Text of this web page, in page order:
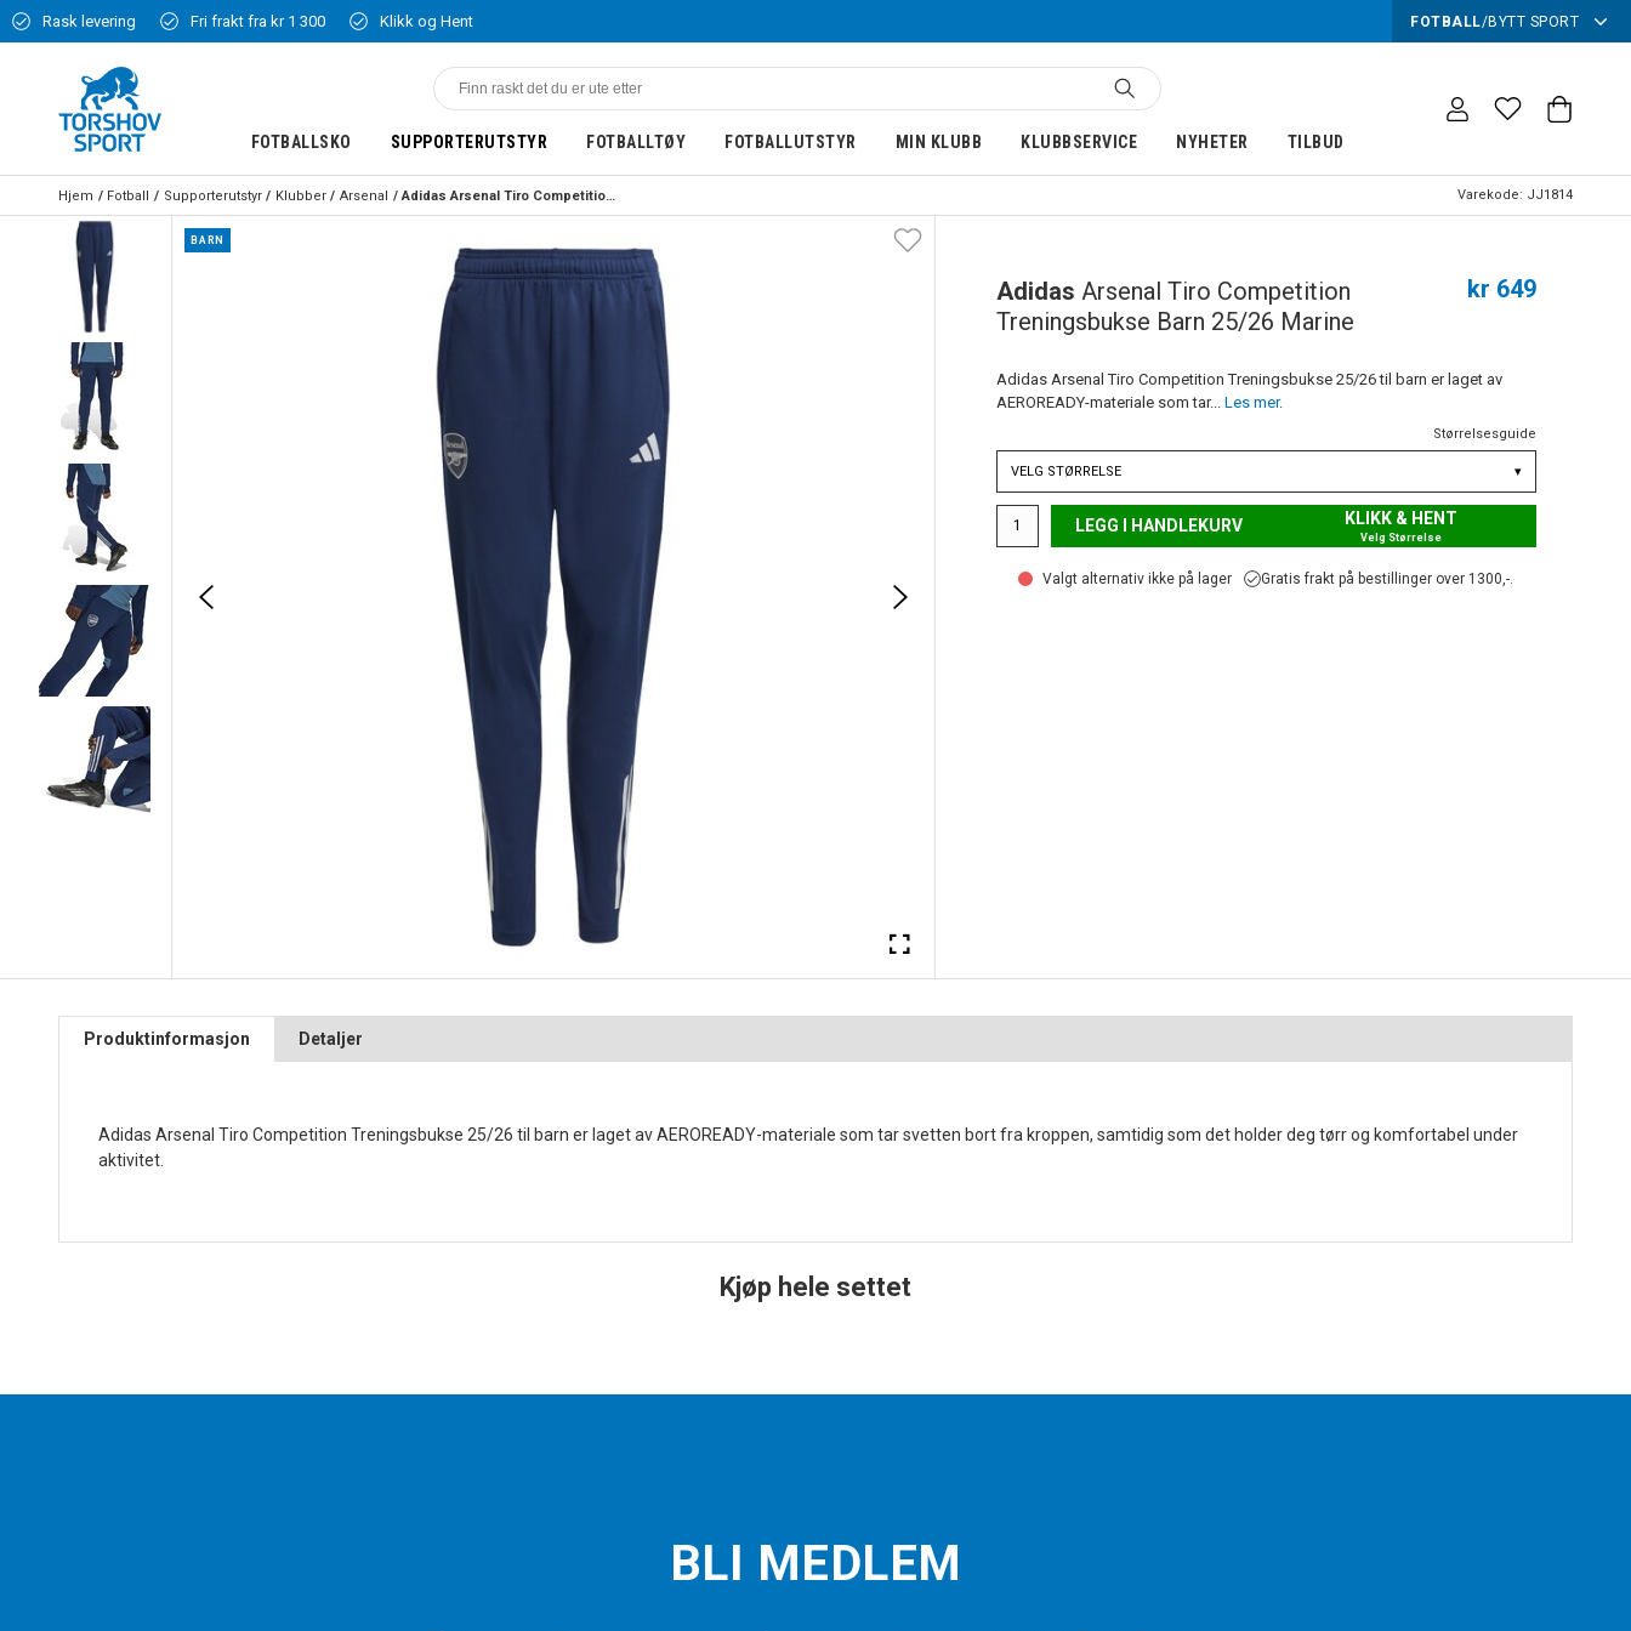
Rask levering Fri frakt fra kr 1 300 Klikk og Hent FOTBALL/BYTT SPORT
FOTBALLSKO SUPPORTERUTSTYR FOTBALLTØY FOTBALLUTSTYR MIN KLUBB KLUBBSERVICE NYHETER TILBUD
Hjem Fotball Supporterutstyr Klubber Arsenal Adidas Arsenal Tiro Competition Treningsbukse Barn 25/26 Marine Varekode: JJ1814
BARN
Adidas Arsenal Tiro Competition
Treningsbukse Barn 25/26 Marine
kr 649
Adidas Arsenal Tiro Competition Treningsbukse 25/26 til barn er laget av
AEROREADY-materiale som tar... Les mer.
Størrelsesguide
VELG STØRRELSE ▾
LEGG I HANDLEKURV KLIKK & HENT
Velg Størrelse
Valgt alternativ ikke på lager Gratis frakt på bestillinger over 1300,-.
Produktinformasjon Detaljer
Adidas Arsenal Tiro Competition Treningsbukse 25/26 til barn er laget av AEROREADY-materiale som tar svetten bort fra kroppen, samtidig som det holder deg tørr og komfortabel under
aktivitet.
Kjøp hele settet
BLI MEDLEM